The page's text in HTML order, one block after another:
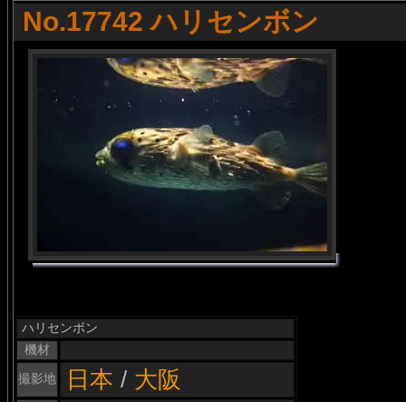
No.17742 ハリセンボン
ハリセンボン
機材
撮影地
日本 / 大阪